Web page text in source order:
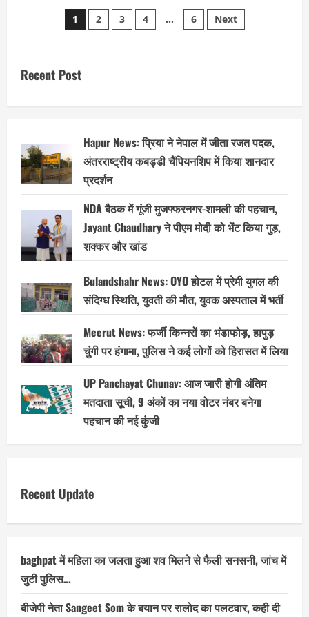
खूंखार
बंदरों
में
दहशत
का
माहौल
Posts
1 2 3 4 … 6 Next
Recent Post
Hapur News: प्रिया ने नेपाल में जीता रजत पदक,
अंतरराष्ट्रीय कबड्डी चैंपियनशिप में किया शानदार
प्रदर्शन
NDA बैठक में गूंजी मुजफ्फरनगर-शामली की पहचान,
Jayant Chaudhary ने पीएम मोदी को भेंट किया गुड़,
शक्कर और खांड
Bulandshahr News: OYO होटल में प्रेमी युगल की
संदिग्ध स्थिति, युवती की मौत, युवक अस्पताल में भर्ती
Meerut News: फर्जी किन्नरों का भंडाफोड़, हापुड़
चुंगी पर हंगामा, पुलिस ने कई लोगों को हिरासत में लिया
UP Panchayat Chunav: आज जारी होगी अंतिम
मतदाता सूची, 9 अंकों का नया वोटर नंबर बनेगा
पहचान की नई कुंजी
Recent Update
baghpat में महिला का जलता हुआ शव मिलने से फैली सनसनी, जांच में
जुटी पुलिस…
बीजेपी नेता Sangeet Som के बयान पर रालोद का पलटवार, कही दी